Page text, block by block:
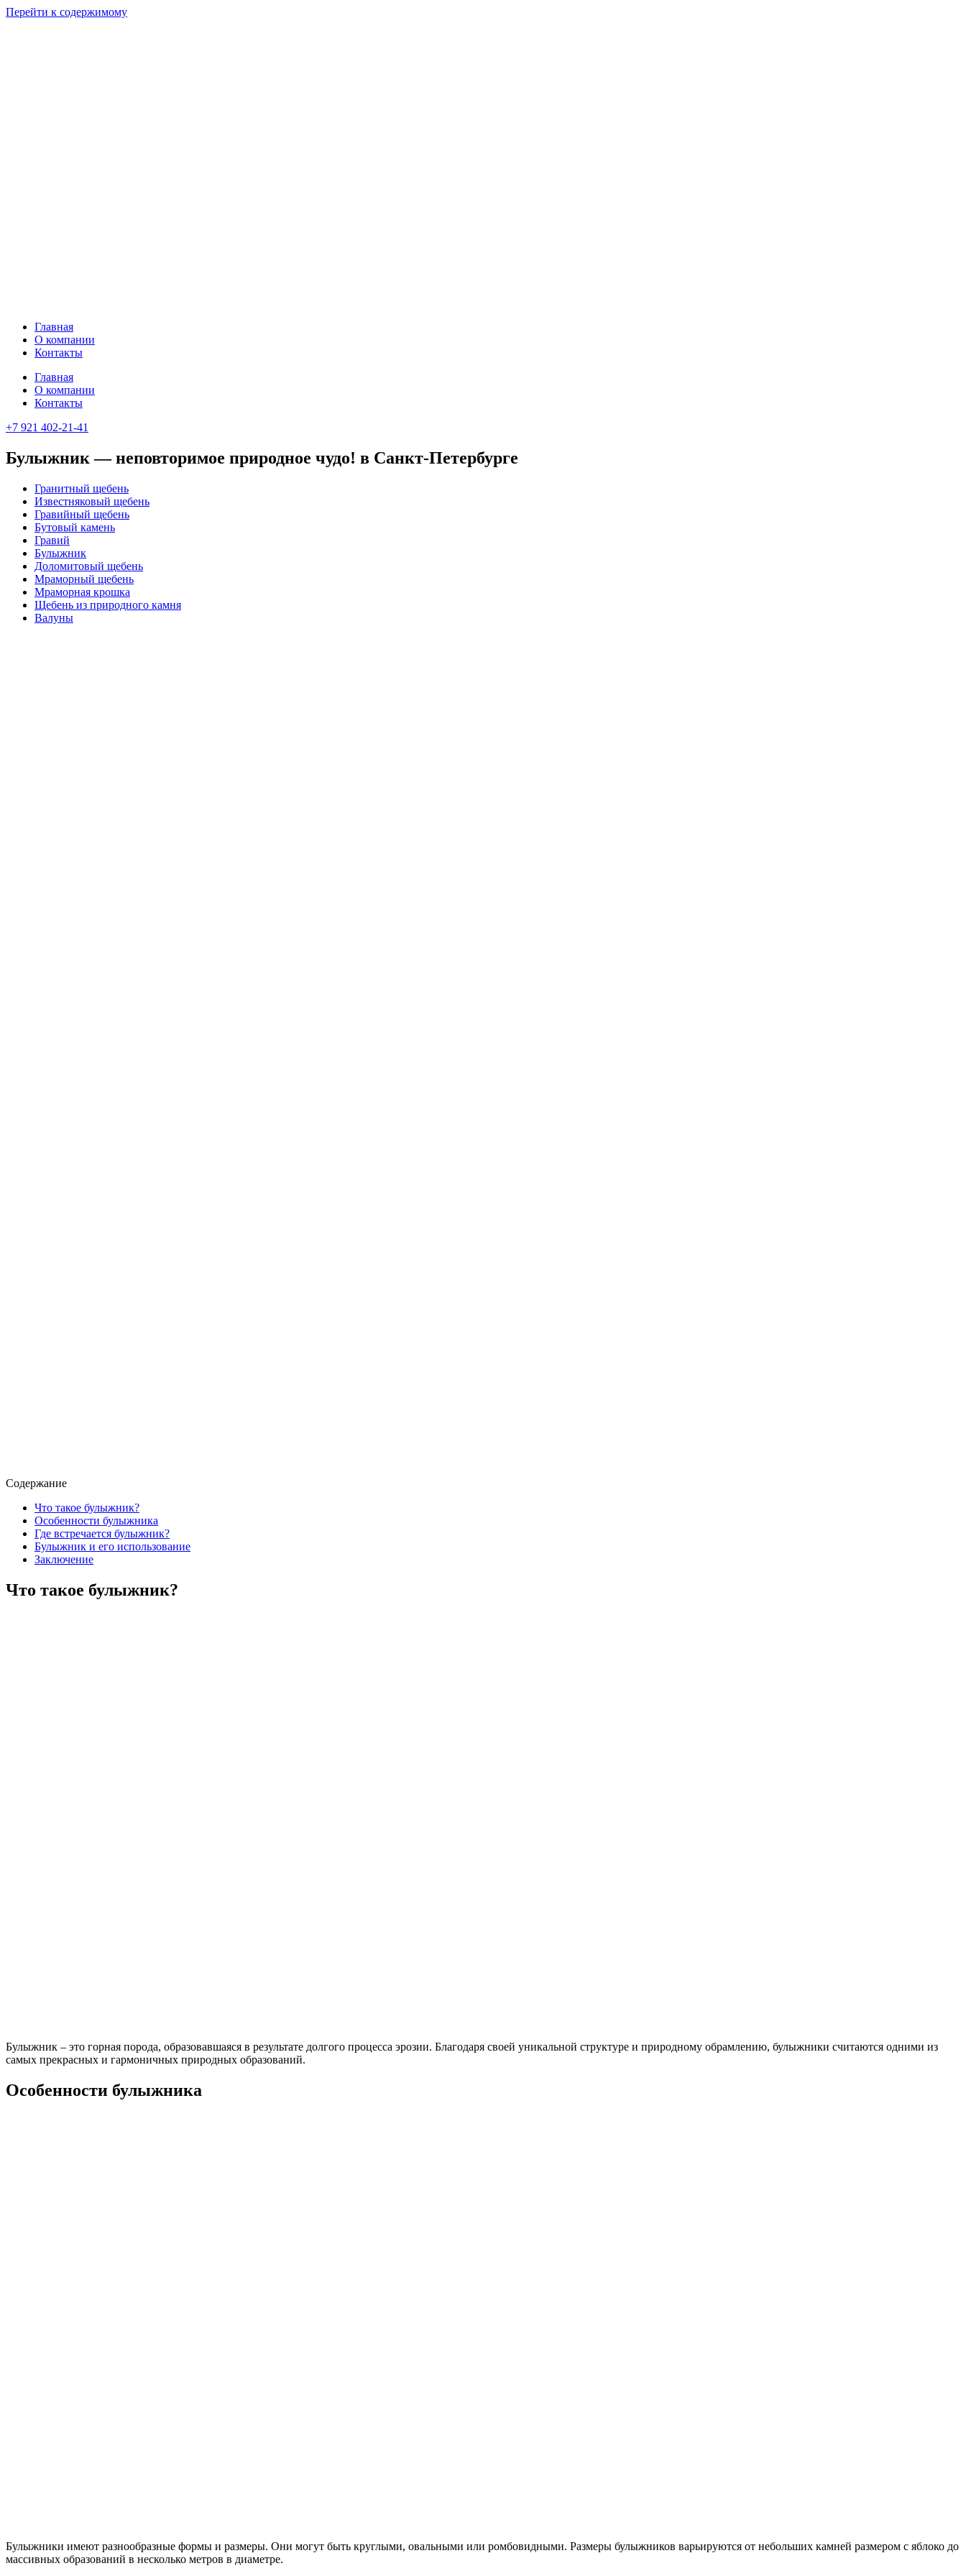
Перейти к содержимому
Главная
О компании
Контакты
Главная
О компании
Контакты
+7 921 402-21-41
Булыжник — неповторимое природное чудо! в Санкт-Петербурге
Гранитный щебень
Известняковый щебень
Гравийный щебень
Бутовый камень
Гравий
Булыжник
Доломитовый щебень
Мраморный щебень
Мраморная крошка
Щебень из природного камня
Валуны
Содержание
Что такое булыжник?
Особенности булыжника
Где встречается булыжник?
Булыжник и его использование
Заключение
Что такое булыжник?
Булыжник – это горная порода, образовавшаяся в результате долгого процесса эрозии. Благодаря своей уникальной структуре и природному обрамлению, булыжники считаются одними из
самых прекрасных и гармоничных природных образований.
Особенности булыжника
Булыжники имеют разнообразные формы и размеры. Они могут быть круглыми, овальными или ромбовидными. Размеры булыжников варьируются от небольших камней размером с яблоко до
массивных образований в несколько метров в диаметре.